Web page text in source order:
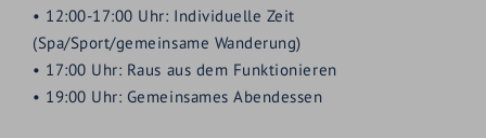
• 12:00-17:00 Uhr: Individuelle Zeit
(Spa/Sport/gemeinsame Wanderung)
• 17:00 Uhr: Raus aus dem Funktionieren
• 19:00 Uhr: Gemeinsames Abendessen